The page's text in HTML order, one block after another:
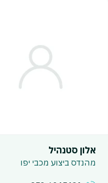
אלון סטנהיל
מהנדס ביצוע מכבי יפו